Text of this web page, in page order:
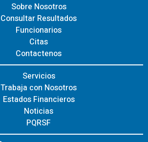
Sobre Nosotros
Consultar Resultados
Funcionarios
Citas
Contactenos
Servicios
Trabaja con Nosotros
Estados Financieros
Noticias
PQRSF